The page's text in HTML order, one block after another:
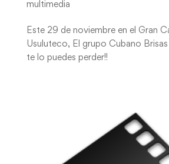
multimedia
Este 29 de noviembre en el Gran
Usuluteco, El grupo Cubano Brisas
te lo puedes perder!!